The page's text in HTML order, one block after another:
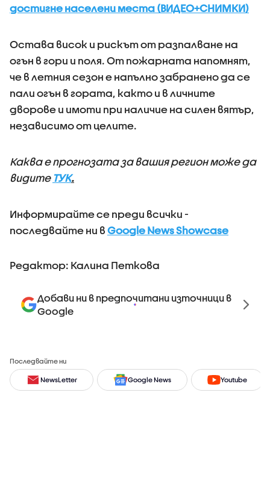
достигне населени места (ВИДЕО+СНИМКИ)
Остава висок и рискът от разпалване на
огън в гори и поля. От пожарната напомнят,
че в летния сезон е напълно забранено да се
пали огън в гората, както и в личните
дворове и имоти при наличие на силен вятър,
независимо от целите.
Каква е прогнозата за вашия регион може да
видите ТУК.
Информирайте се преди всички -
последвайте ни в Google News Showcase
Редактор: Калина Петкова
Добави ни в предпочитани източници в
Google
Последвайте ни
NewsLetter Google News Youtube